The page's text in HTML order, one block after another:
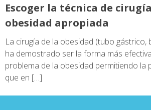
Escoger la técnica de
obesidad apropiada
La cirugía de la obesidad (tubo gástrico,
ha demostrado ser la forma más
problema de la obesidad permitiendo la
que en […]